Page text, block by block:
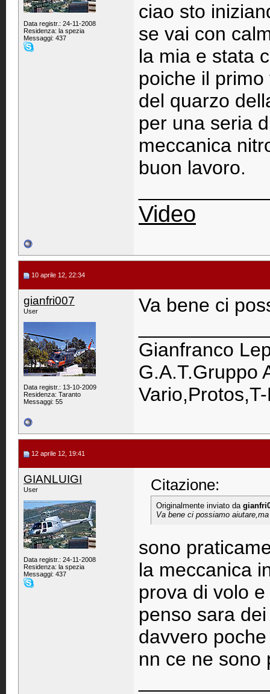
Data registr.: 24-11-2008
Residenza: la spezia
Messaggi: 437
ciao sto
se vai con
la mia e stata
poiche il
del quarzo
per una seria
meccanica
buon lavoro.
Video
10 aprile 12, 22:34
gianfri007
User
Data registr.: 13-10-2009
Residenza: Taranto
Messaggi: 55
Va bene ci
Gianfranco
G.A.T.Gruppo
12 aprile 12, 19:41
GIANLUIGI
User
Data registr.: 24-11-2008
Residenza: la spezia
Messaggi: 437
Citazione:
Originalmente inviato da
Va bene ci possiamo
sono
la meccanica
prova di volo
penso sara
davvero
nn ce ne sono